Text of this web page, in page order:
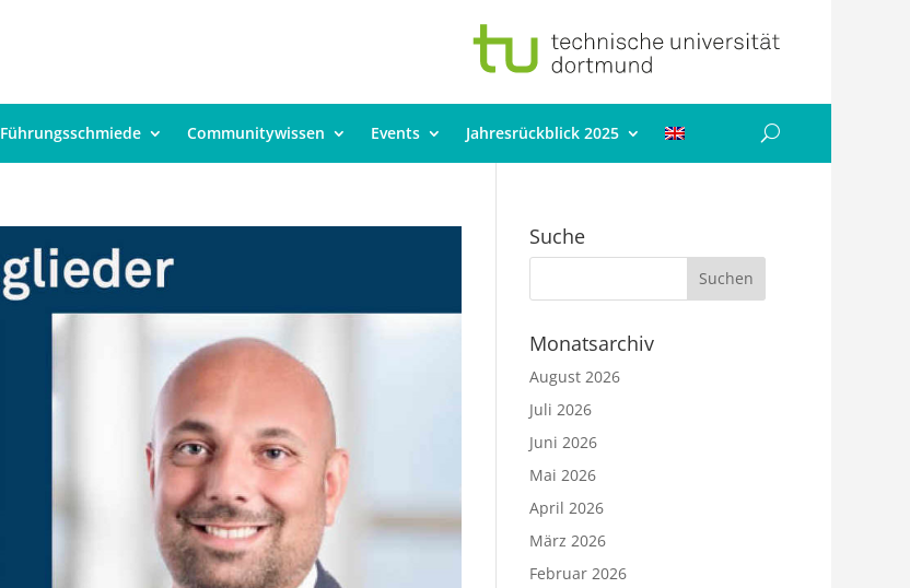
Führungsschmiede Communitywissen Events Jahresrückblick 2025
Suche
Monatsarchiv
August 2026
Juli 2026
Juni 2026
Mai 2026
April 2026
März 2026
Februar 2026